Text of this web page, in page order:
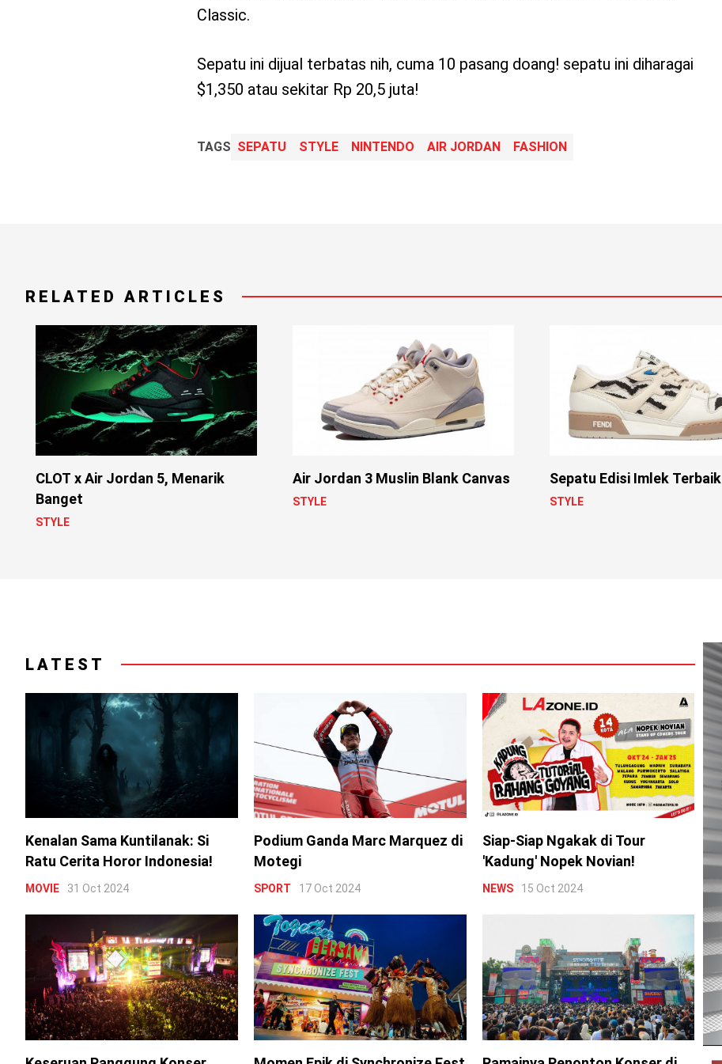
Classic.
Sepatu ini dijual terbatas nih, cuma 10 pasang doang! sepatu ini diharagai
$1,350 atau sekitar Rp 20,5 juta!
TAGS SEPATU STYLE NINTENDO AIR JORDAN FASHION
RELATED ARTICLES
CLOT x Air Jordan 5, Menarik
Banget
STYLE
Air Jordan 3 Muslin Blank Canvas
STYLE
Sepatu Edisi Imlek Terbaik
STYLE
LATEST
Kenalan Sama Kuntilanak: Si
Ratu Cerita Horor Indonesia!
MOVIE 31 Oct 2024
Podium Ganda Marc Marquez di
Motegi
SPORT 17 Oct 2024
Siap-Siap Ngakak di Tour
'Kadung' Nopek Novian!
NEWS 15 Oct 2024